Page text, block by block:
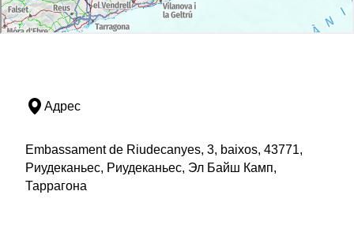
Адрес
Embassament de Riudecanyes, 3, baixos, 43771,
Риудеканьес, Риудеканьес, Эл Байш Камп,
Таррагона